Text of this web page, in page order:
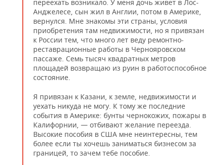
переехать возникало. У меня дочь живет в Лос-
Анджелесе, сын жил в Англии, потом в Америке,
вернулся. Мне знакомы эти страны, условия
приобретения там недвижимости, но я привязан
к России тем, что много лет веду ремонтно-
реставрационные работы в Чернояровском
пассаже. Семь тысяч квадратных метров
площадей возвращаю из руин в работоспособное
состояние.
Я привязан к Казани, к земле, недвижимости и
уехать никуда не могу. К тому же последние
события в Америке: бунты чернокожих, пожары в
Калифорнии, — отбивают желание переезда.
Высокие пособия в США мне неинтересны, тем
более если ты хочешь заниматься бизнесом за
границей, то зачем тебе пособие.